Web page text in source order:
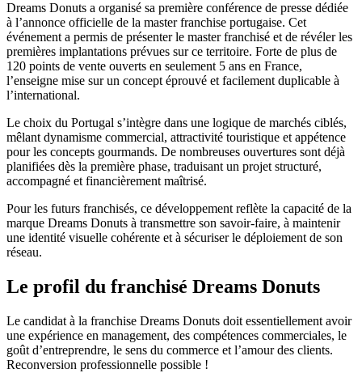
Dreams Donuts a organisé sa première conférence de presse dédiée
à l’annonce officielle de la master franchise portugaise. Cet
événement a permis de présenter le master franchisé et de révéler les
premières implantations prévues sur ce territoire. Forte de plus de
120 points de vente ouverts en seulement 5 ans en France,
l’enseigne mise sur un concept éprouvé et facilement duplicable à
l’international.
Le choix du Portugal s’intègre dans une logique de marchés ciblés,
mêlant dynamisme commercial, attractivité touristique et appétence
pour les concepts gourmands. De nombreuses ouvertures sont déjà
planifiées dès la première phase, traduisant un projet structuré,
accompagné et financièrement maîtrisé.
Pour les futurs franchisés, ce développement reflète la capacité de la
marque Dreams Donuts à transmettre son savoir-faire, à maintenir
une identité visuelle cohérente et à sécuriser le déploiement de son
réseau.
Le profil du franchisé Dreams Donuts
Le candidat à la franchise Dreams Donuts doit essentiellement avoir
une expérience en management, des compétences commerciales, le
goût d’entreprendre, le sens du commerce et l’amour des clients.
Reconversion professionnelle possible !